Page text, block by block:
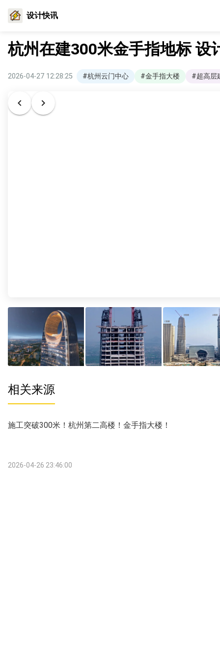
设计快讯
杭州在建300米金手指地标 设
2026-04-27 12:28:25 #杭州云门中心 #金手指大楼 #超高层
相关来源
施工突破300米！杭州第二高楼！金手指大楼！
2026-04-26 23:46:00